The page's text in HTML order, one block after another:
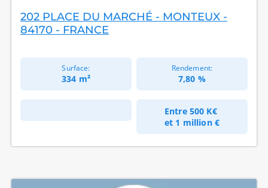
202 PLACE DU MARCHÉ - MONTEUX -
84170 - FRANCE
Surface:
334 m²
Rendement:
7,80 %
Entre 500 K€
et 1 million €